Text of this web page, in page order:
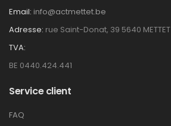
Email: info@actmettet.be
Adresse: rue Saint-Donat, 39 5640 METTET
TVA:
BE 0440.424.441
Service client
FAQ